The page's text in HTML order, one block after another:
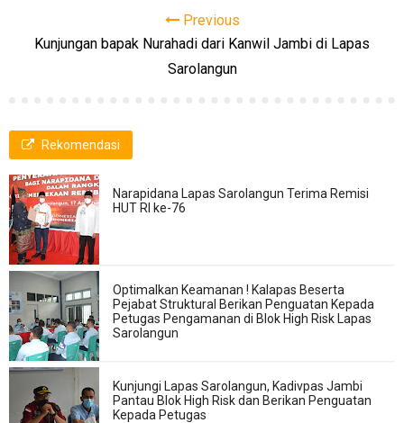
Previous
Kunjungan bapak Nurahadi dari Kanwil Jambi di Lapas
Sarolangun
Rekomendasi
Narapidana Lapas Sarolangun Terima Remisi
HUT RI ke-76
Optimalkan Keamanan ! Kalapas Beserta
Pejabat Struktural Berikan Penguatan Kepada
Petugas Pengamanan di Blok High Risk Lapas
Sarolangun
Kunjungi Lapas Sarolangun, Kadivpas Jambi
Pantau Blok High Risk dan Berikan Penguatan
Kepada Petugas